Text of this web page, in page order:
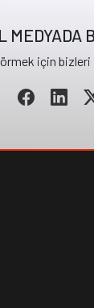
MEDYADA
için